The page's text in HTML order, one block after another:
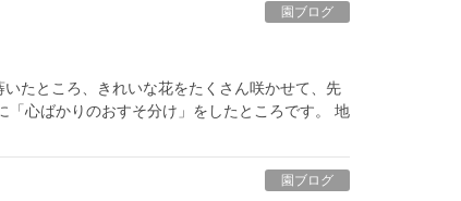
園ブログ
たところ、きれいな花をたくさん咲かせて、先
心ばかりのおすそ分け」をしたところです。 地
園ブログ